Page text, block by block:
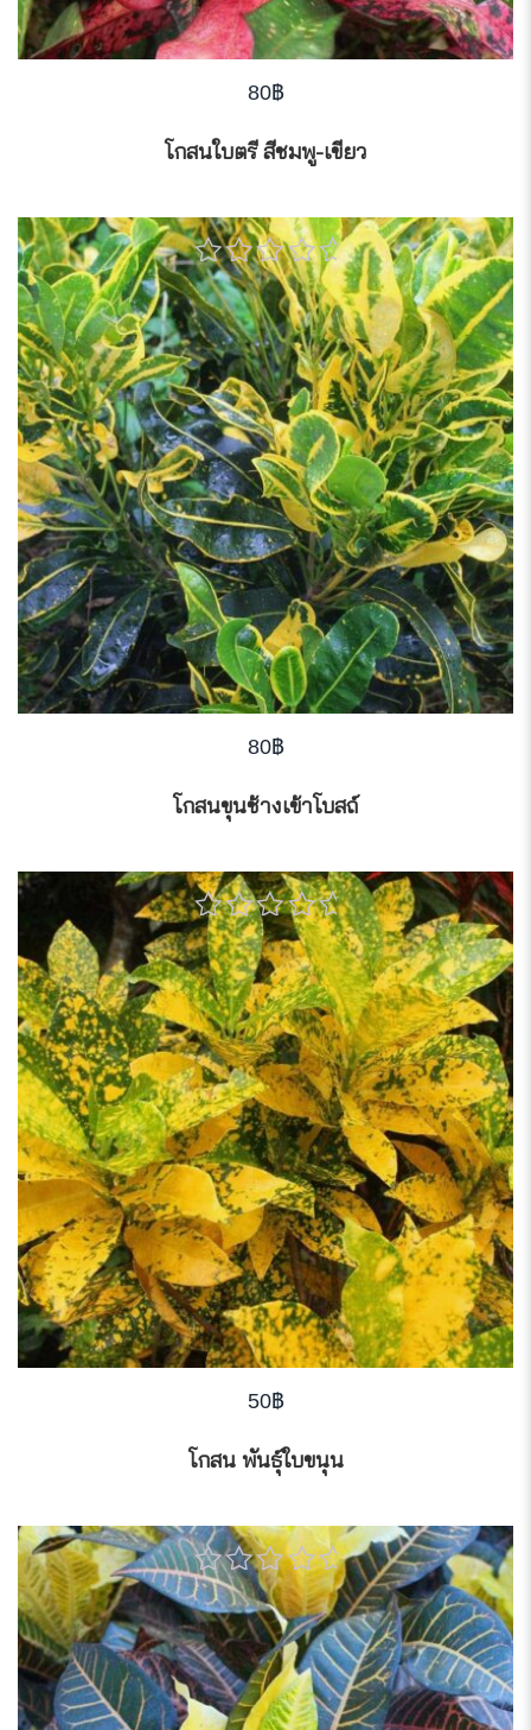
80฿
โกสนใบตรี สีชมพู-เขียว
0
out
of
5
80฿
โกสนขุนช้างเข้าโบสถ์
0
out
of
5
50฿
โกสน พันธุ์ใบขนุน
0
out
of
5